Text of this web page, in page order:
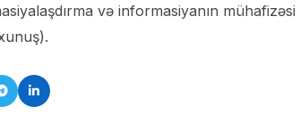
və informasiyanın